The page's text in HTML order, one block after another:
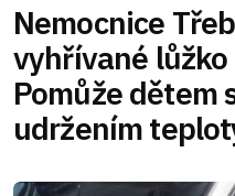
Nemocnice
vyhřívané
Pomůže dětem
udržením